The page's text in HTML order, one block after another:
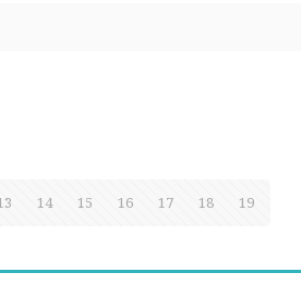
14 15 16 17 18 19